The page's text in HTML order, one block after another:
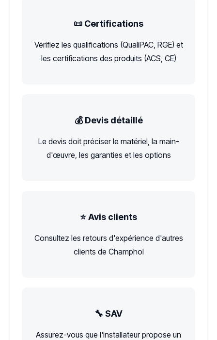
📜 Certifications
Vérifiez les qualifications (QualiPAC, RGE) et
les certifications des produits (ACS, CE)
💰 Devis détaillé
Le devis doit préciser le matériel, la main-
d'œuvre, les garanties et les options
⭐ Avis clients
Consultez les retours d'expérience d'autres
clients de Champhol
🔧 SAV
Assurez-vous que l'installateur propose un